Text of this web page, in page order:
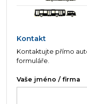
Kontakt
Kontaktujte přímo
formuláře.
Vaše jméno / firma